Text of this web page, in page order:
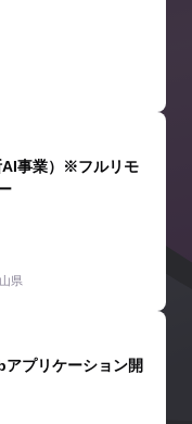
AI事業）※フルリモ
県
プリケーション開